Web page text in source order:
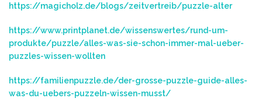
https://magicholz.de/blogs/zeitvertreib/puzzle-alter
https://www.printplanet.de/wissenswertes/rund-um-
produkte/puzzle/alles-was-sie-schon-immer-mal-ueber-
puzzles-wissen-wollten
https://familienpuzzle.de/der-grosse-puzzle-guide-alles-
was-du-uebers-puzzeln-wissen-musst/